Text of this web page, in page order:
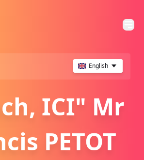
English
ICI" Mr
PETOT